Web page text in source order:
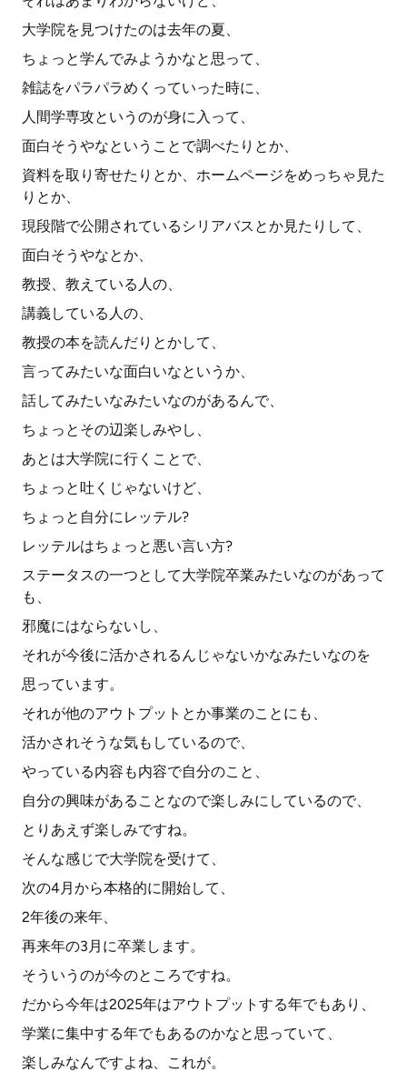
大学院を見つけたのは去年の夏、
ちょっと学んでみようかなと思って、
雑誌をパラパラめくっていった時に、
人間学専攻というのが身に入って、
面白そうやなということで調べたりとか、
資料を取り寄せたりとか、ホームページをめっちゃ見た
りとか、
現段階で公開されているシリアバスとか見たりして、
面白そうやなとか、
教授、教えている人の、
講義している人の、
教授の本を読んだりとかして、
言ってみたいな面白いなというか、
話してみたいなみたいなのがあるんで、
ちょっとその辺楽しみやし、
あとは大学院に行くことで、
ちょっと吐くじゃないけど、
ちょっと自分にレッテル?
レッテルはちょっと悪い言い方?
ステータスの一つとして大学院卒業みたいなのがあって
も、
邪魔にはならないし、
それが今後に活かされるんじゃないかなみたいなのを
思っています。
それが他のアウトプットとか事業のことにも、
活かされそうな気もしているので、
やっている内容も内容で自分のこと、
自分の興味があることなので楽しみにしているので、
とりあえず楽しみですね。
そんな感じで大学院を受けて、
次の4月から本格的に開始して、
2年後の来年、
再来年の3月に卒業します。
そういうのが今のところですね。
だから今年は2025年はアウトプットする年でもあり、
学業に集中する年でもあるのかなと思っていて、
楽しみなんですよね、これが。